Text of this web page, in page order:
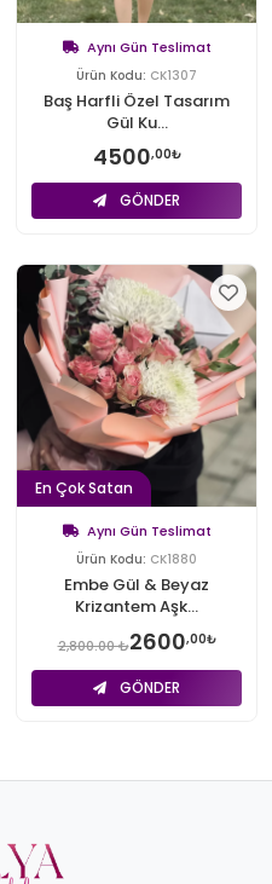
Aynı Gün Teslimat
Ürün Kodu: CK1307
Baş Harfli Özel Tasarım
Gül Ku...
4500,00₺
GÖNDER
En Çok Satan
Aynı Gün Teslimat
Ürün Kodu: CK1880
Embe Gül & Beyaz
Krizantem Aşk...
2,800.00 ₺2600,00₺
GÖNDER